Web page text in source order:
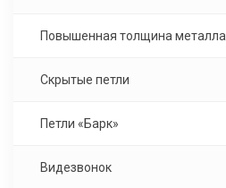
Повышенная толщина металла
Скрытые петли
Петли «Барк»
Видезвонок